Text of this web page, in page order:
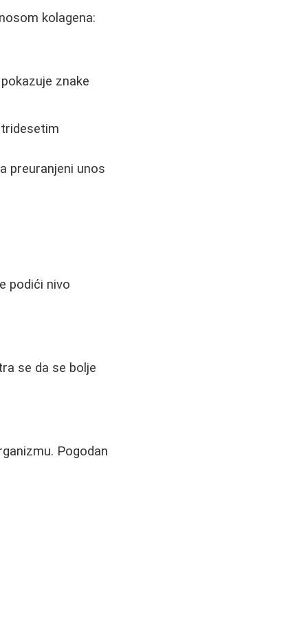
kolagena:
znake
preuranjeni unos
podići nivo
se da se bolje
Pogodan